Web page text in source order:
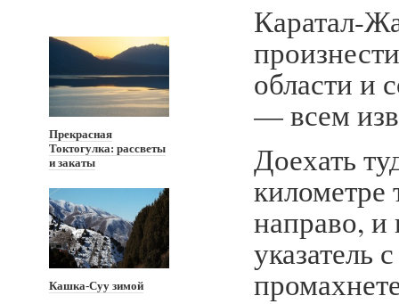
Прекрасная
Токтогулка: рассветы
и закаты
Кашка-Суу зимой
Каратал-
области и
— всем
Доехать
километре
направо, и
указатель